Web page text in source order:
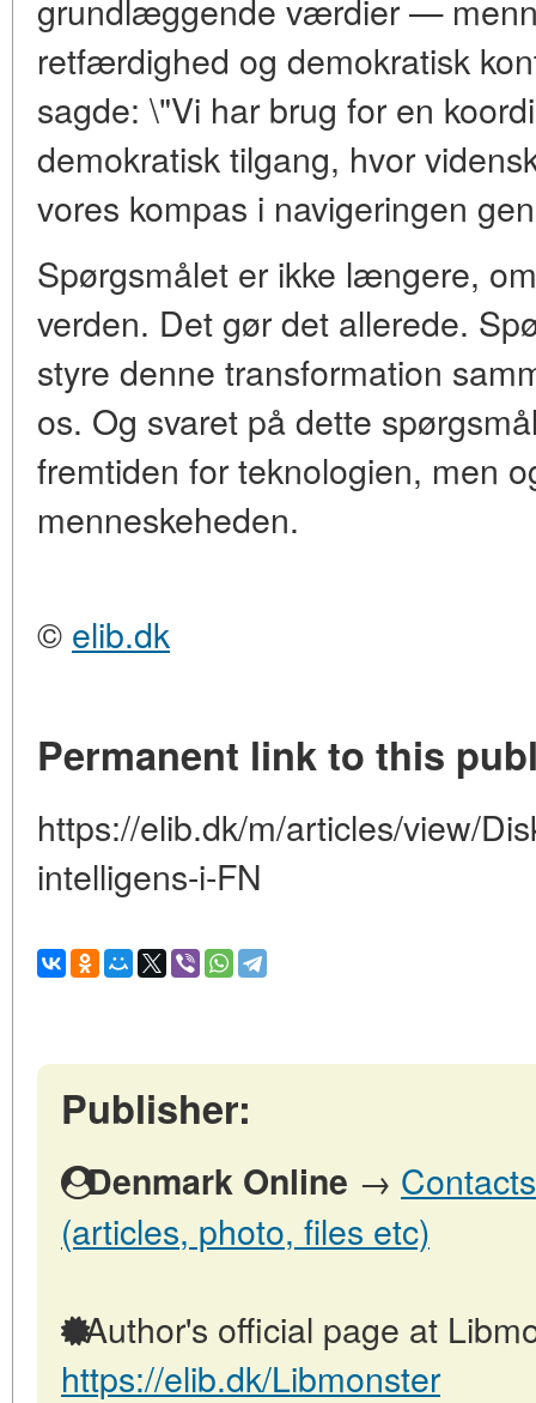
grundlæggende værdier —
retfærdighed og demokratisk
sagde: \"Vi har brug for en
demokratisk tilgang, hvor
vores kompas i navigeringen
Spørgsmålet er ikke længere,
verden. Det gør det allerede.
styre denne transformation
os. Og svaret på dette
fremtiden for teknologien, men
menneskeheden.
© elib.dk
Permanent link to this
https://elib.dk/m/articles/view/
intelligens-i-FN
Publisher:
Denmark Online →
(articles, photo, files etc)
Author's official page at
https://elib.dk/Libmonster